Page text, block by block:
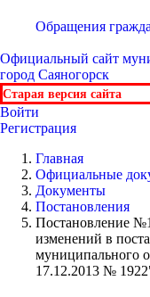
Обращения
Официальный сайт
город Саяногорск
Старая версия сайта
Войти
Регистрация
Главная
Официальные
Документы
Постановления
Постановление
изменений в
муниципального
17.12.2013 №